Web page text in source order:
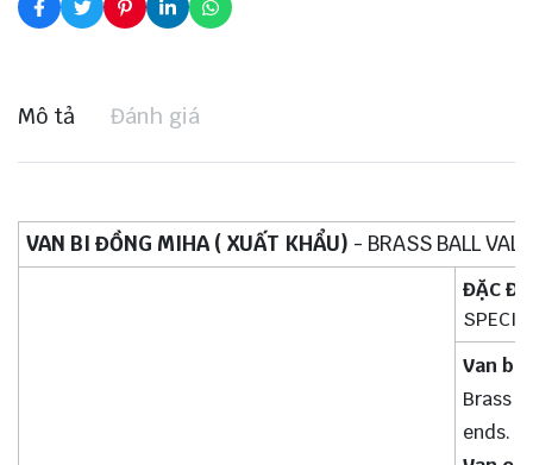
Mô tả Đánh giá
VAN BI ĐỒNG MIHA ( XUẤT KHẨU) - BRASS BALL
ĐẶC
Van bi
Brass
ends.